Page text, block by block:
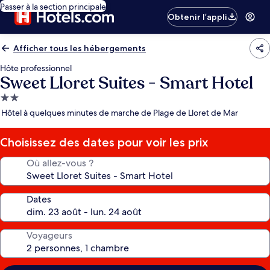
Passer à la section principale
Obtenir l’appli
Afficher tous les hébergements
Hôte professionnel
Sweet Lloret Suites - Smart Hotel
Hébergement
2.0 étoiles
Hôtel à quelques minutes de marche de Plage de Lloret de Mar
Choisissez des dates pour voir les prix
Où allez-vous ?
Dates
Voyageurs